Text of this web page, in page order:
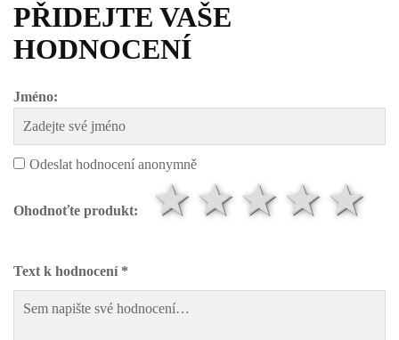
PŘIDEJTE VAŠE
HODNOCENÍ
Jméno:
Odeslat hodnocení anonymně
Ohodnoťte produkt: 4
3
2
1 hvězda
Text k hodnocení *